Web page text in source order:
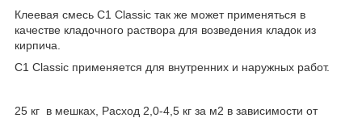
Клеевая смесь С1 Classic так же может применяться в
качестве кладочного раствора для возведения кладок из
кирпича.
С1 Classic применяется для внутренних и наружных работ.
25 кг в мешках, Расход 2,0-4,5 кг за м2 в зависимости от